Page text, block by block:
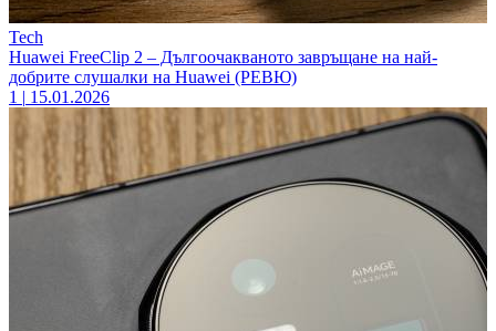
Tech
Huawei FreeClip 2 – Дългоочакваното завръщане на най-
добрите слушалки на Huawei (РЕВЮ)
1 | 15.01.2026